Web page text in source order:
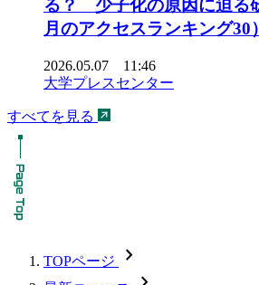
る？ 少子化の原因に迫る
月のアクセスランキング30）
2026.05.07 11:46
大学プレスセンター
すべてを見る
TOPページ chevron_forward